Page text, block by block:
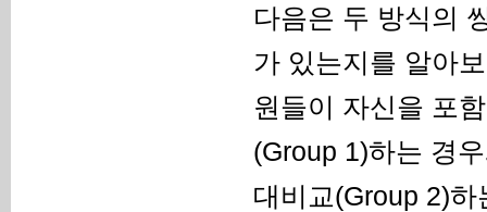
다음은 두 방식의
가 있는지를 알아
원들이 자신을 포
(Group 1)하는 경
대비교(Group 2)